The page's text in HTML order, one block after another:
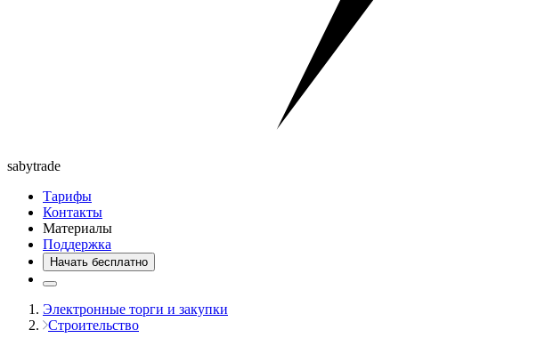
sabytrade
Тарифы
Контакты
Материалы
Поддержка
Начать бесплатно
Электронные торги и закупки
Строительство